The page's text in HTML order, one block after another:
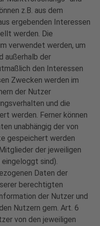
z.B. aus dem
ergebenden Interessen
werden. Die
verwendet werden, um
außerhalb der
den Interessen
Zwecken werden im
der Nutzer
und die
werden. Ferner können
unabhängig der von
gespeichert werden
der jeweiligen
sind).
Daten der
berechtigten
der Nutzer und
Nutzern gem. Art. 6
von den jeweiligen